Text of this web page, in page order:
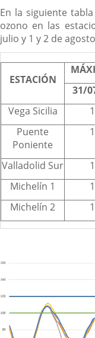
En la siguiente
ozono en las
julio y 1 y 2 de
ESTACIÓN
31/
Vega Sicilia
Puente
Poniente
Valladolid Sur
Michelín 1
Michelín 2